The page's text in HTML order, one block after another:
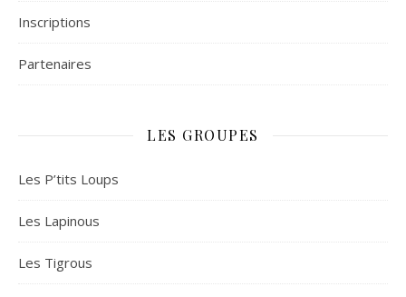
Inscriptions
Partenaires
LES GROUPES
Les P’tits Loups
Les Lapinous
Les Tigrous